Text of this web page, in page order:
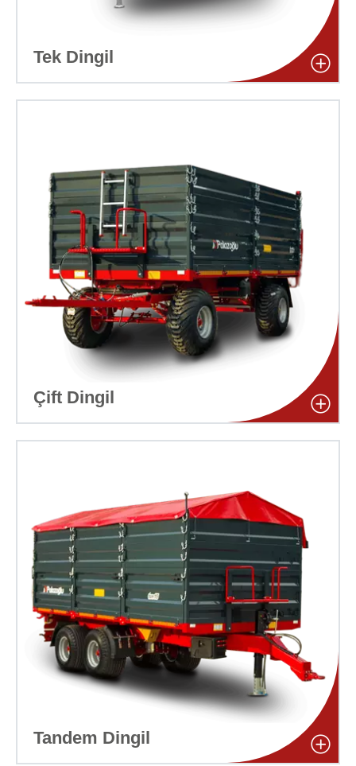
Tek Dingil
Çift Dingil
Tandem Dingil